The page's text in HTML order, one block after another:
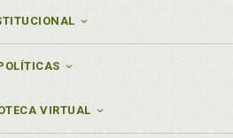
VIRTUAL